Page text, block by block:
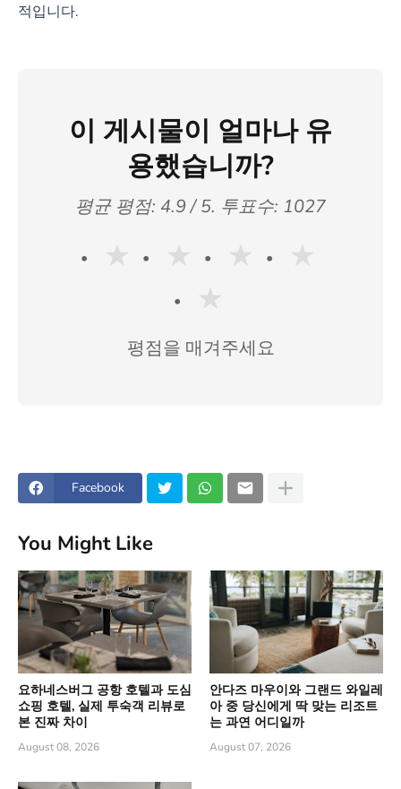
적입니다.
이 게시물이 얼마나 유
용했습니까?
평균 평점: 4.9/ 5. 투표수: 1027
★ ★ ★
★
★
평점을 매겨주세요
Facebook
You Might Like
요하네스버그 공항 호텔과 도심
쇼핑 호텔, 실제 투숙객 리뷰로
본 진짜 차이
August 08, 2026
안다즈 마우이와 그랜드 와일레
아 중 당신에게 딱 맞는 리조트
는 과연 어디일까
August 07, 2026